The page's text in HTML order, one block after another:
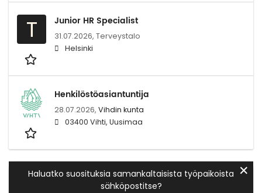
T Junior HR Specialist
31.07.2026, Terveystalo
Helsinki
Henkilöstöasiantuntija
28.07.2026, Vihdin kunta
03400 Vihti, Uusimaa
Haluatko suosituksia samankaltaisista työpaikoista
sähköpostitse?
✕